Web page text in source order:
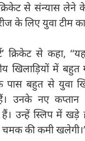
से संन्यास लेने
के लिए युवा टीम
क्रिकेट से कहा,
खिलाड़ियों में बहुत
पास बहुत से युवा
उनके नए
हैं। उन्हें स्लिप में
चमक की कमी